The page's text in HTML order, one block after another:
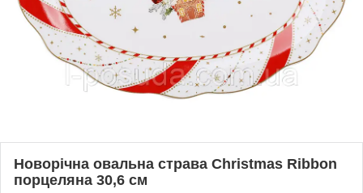
Новорічна овальна страва Christmas Ribbon
порцеляна 30,6 см